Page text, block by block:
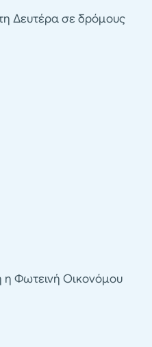
Δευτέρα σε δρόμους
η Φωτεινή Οικονόμου